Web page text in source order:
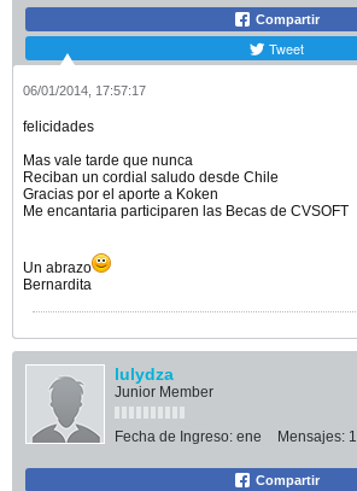
Compartir
Tweet
06/01/2014, 17:57:17
felicidades
Mas vale tarde que nunca
Reciban un cordial saludo desde Chile
Gracias por el aporte a Koken
Me encantaria participaren las Becas de CVSOFT
Un abrazo
Bernardita
lulydza
Junior Member
Fecha de Ingreso: ene Mensajes: 1
Compartir